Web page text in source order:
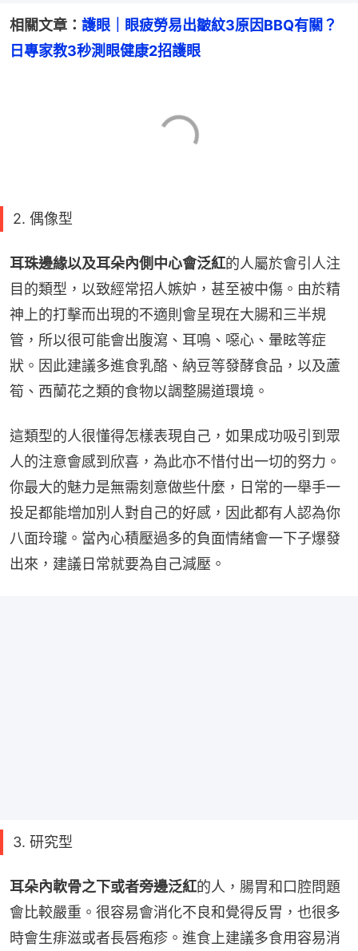
相關文章： 護眼｜眼疲勞易出皺紋3原因BBQ有關？
日專家教3秒測眼健康2招護眼
2. 偶像型
耳珠邊緣以及耳朵內側中心會泛紅的人屬於會引人注
目的類型，以致經常招人嫉妒，甚至被中傷。由於精
神上的打擊而出現的不適則會呈現在大腸和三半規
管，所以很可能會出腹瀉、耳鳴、噁心、暈眩等症
狀。因此建議多進食乳酪、納豆等發酵食品，以及蘆
筍、西蘭花之類的食物以調整腸道環境。
這類型的人很懂得怎樣表現自己，如果成功吸引到眾
人的注意會感到欣喜，為此亦不惜付出一切的努力。
你最大的魅力是無需刻意做些什麼，日常的一舉手一
投足都能增加別人對自己的好感，因此都有人認為你
八面玲瓏。當內心積壓過多的負面情緒會一下子爆發
出來，建議日常就要為自己減壓。
3. 研究型
耳朵內軟骨之下或者旁邊泛紅的人，腸胃和口腔問題
會比較嚴重。很容易會消化不良和覺得反胃，也很多
時會生痱滋或者長唇疱疹。進食上建議多食用容易消